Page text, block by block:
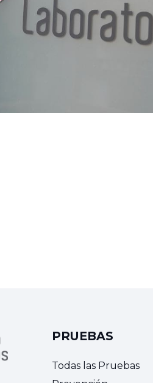
PRUEBAS
Todas las Pruebas